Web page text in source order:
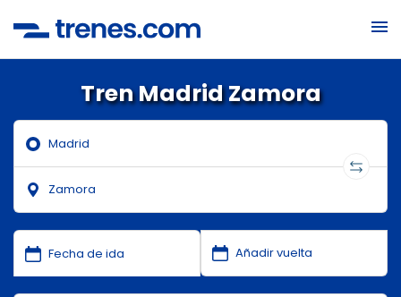
Tren Madrid Zamora